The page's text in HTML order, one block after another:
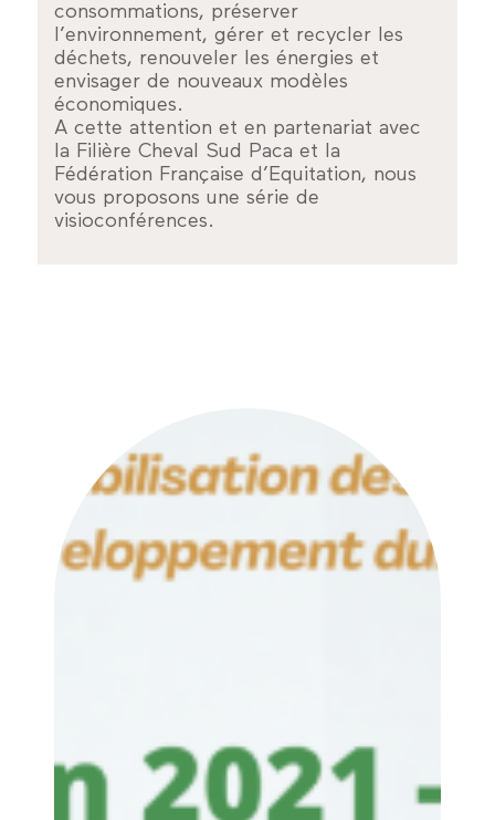
consommations, préserver
l’environnement, gérer et recycler les
déchets, renouveler les énergies et
envisager de nouveaux modèles
économiques.
A cette attention et en partenariat avec
la Filière Cheval Sud Paca et la
Fédération Française d’Equitation, nous
vous proposons une série de
visioconférences.